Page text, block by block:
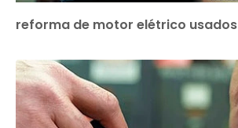
reforma de motor elétrico usados